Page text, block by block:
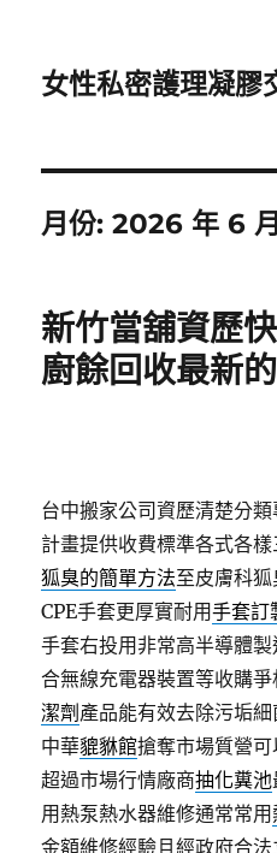
女性私密護理凝膠
月份:2026 年 6 月
新竹當舖資歷
廚餘回收最新
台中搬家公司資歷清楚分
計畫提供收費標準各式各
狐臭的簡單方法至皮膚科
CPE手套更厚實耐用手套訂
手套右投用非常高半導體
合無線充電器裝置等收購
潔劑 產品能有效去除污垢
中華貔貅館搶奪市場質營
超過市場行情廠商抽化糞池
用熱泵熱水器維修通常常用
金額維修經驗且經政府合